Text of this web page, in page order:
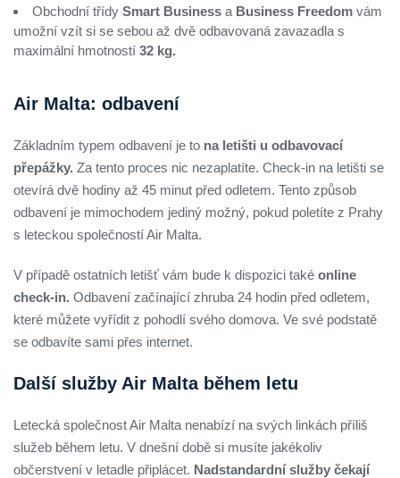
Obchodní třídy Smart Business a Business Freedom vám
umožní vzít si se sebou až dvě odbavovaná zavazadla s
maximální hmotností 32 kg.
Air Malta: odbavení
Základním typem odbavení je to na letišti u odbavovací
přepážky. Za tento proces nic nezaplatíte. Check-in na letišti se
otevírá dvě hodiny až 45 minut před odletem. Tento způsob
odbavení je mimochodem jediný možný, pokud poletíte z Prahy
s leteckou společností Air Malta.
V případě ostatních letišť vám bude k dispozici také online
check-in. Odbavení začínající zhruba 24 hodin před odletem,
které můžete vyřídit z pohodlí svého domova. Ve své podstatě
se odbavíte sami přes internet.
Další služby Air Malta během letu
Letecká společnost Air Malta nenabízí na svých linkách příliš
služeb během letu. V dnešní době si musíte jakékoliv
občerstvení v letadle připlácet. Nadstandardní služby čekají